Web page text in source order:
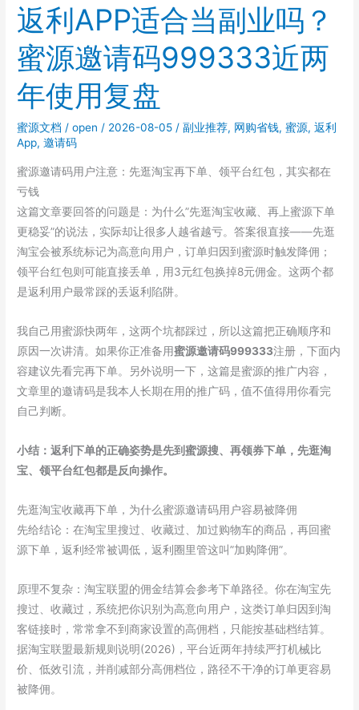
省
到
钱
不
怪
请
码
999333，
这
5
个
原
因
才
关
键
返利APP适合当副业吗？
蜜源邀请码999333近两
年使用复盘
蜜源文档 /open/ 2026-08-05/副业推荐, 网购省钱,蜜源,返利
App,邀请码
蜜源邀请码用户注意：先逛淘宝再下单、领平台红包，其实都在
亏钱
这篇文章要回答的问题是：为什么”先逛淘宝收藏、再上蜜源下单
更稳妥”的说法，实际却让很多人越省越亏。答案很直接——先逛
淘宝会被系统标记为高意向用户，订单归因到蜜源时触发降佣；
领平台红包则可能直接丢单，用3元红包换掉8元佣金。这两个都
是返利用户最常踩的丢返利陷阱。
我自己用蜜源快两年，这两个坑都踩过，所以这篇把正确顺序和
原因一次讲清。如果你正准备用蜜源邀请码999333注册，下面内
容建议先看完再下单。另外说明一下，这篇是蜜源的推广内容，
文章里的邀请码是我本人长期在用的推广码，值不值得用你看完
自己判断。
小结：返利下单的正确姿势是先到蜜源搜、再领券下单，先逛淘
宝、领平台红包都是反向操作。
先逛淘宝收藏再下单，为什么蜜源邀请码用户容易被降佣
先给结论：在淘宝里搜过、收藏过、加过购物车的商品，再回蜜
源下单，返利经常被调低，返利圈里管这叫”加购降佣”。
原理不复杂：淘宝联盟的佣金结算会参考下单路径。你在淘宝先
搜过、收藏过，系统把你识别为高意向用户，这类订单归因到淘
客链接时，常常拿不到商家设置的高佣档，只能按基础档结算。
据淘宝联盟最新规则说明(2026)，平台近两年持续严打机械比
价、低效引流，并削减部分高佣档位，路径不干净的订单更容易
被降佣。